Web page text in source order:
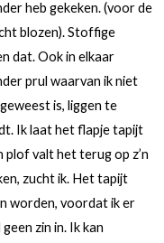
heb gekeken. (voor de
blozen). Stoffige
dat. Ook in elkaar
prul waarvan ik niet
is, liggen te
Ik laat het flapje tapijt
plof valt het terug op z’n
zucht ik. Het tapijt
worden, voordat ik er
zin in. Ik kan